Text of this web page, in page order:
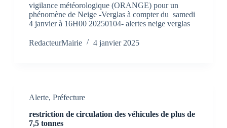
vigilance météorologique (ORANGE) pour un
phénomène de Neige -Verglas à compter du samedi
4 janvier à 16H00 20250104- alertes neige verglas
RedacteurMairie 4 janvier 2025
Alerte, Préfecture
restriction de circulation des véhicules de plus de
7,5 tonnes